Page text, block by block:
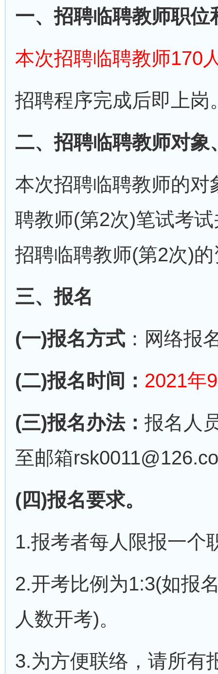
一、招聘临聘教师职位
本次招聘临聘教师170
招聘程序完成后即上岗
二、招聘临聘教师对象
本次招聘临聘教师的
聘教师(第2次)笔试考
招聘临聘教师(第2次)
三、报名
(一)报名方式 ：网络报
(二)报名时间： 2021年
(三)报名办法： 报名人
至邮箱
(四)报名要求。
1.报考者每人限报一个
2.开考比例为1:3(如报
人数开考)。
3.为方便联络，请所有